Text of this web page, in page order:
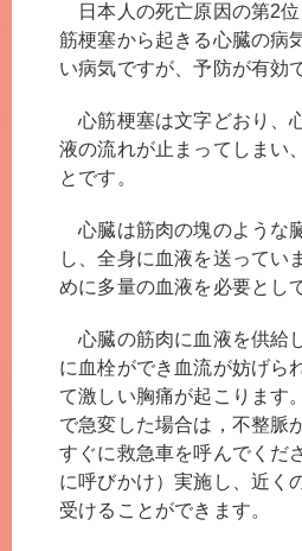
日本人の死亡原因の第2
筋梗塞から起きる心臓の病
い病気ですが、予防が有効
心筋梗塞は文字どおり、
液の流れが止まってしまい
とです。
心臓は筋肉の塊のような
し、全身に血液を送ってい
めに多量の血液を必要とし
心臓の筋肉に血液を供給
に血栓ができ血流が妨げら
て激しい胸痛が起こります
で急変した場合は，不整脈
すぐに救急車を呼んでくだ
に呼びかけ）実施し、近く
受けることができます。